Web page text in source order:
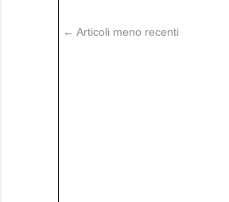
← Articoli meno recenti